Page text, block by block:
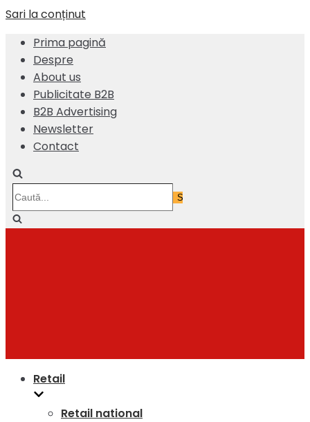
Sari la conținut
Prima pagină
Despre
About us
Publicitate B2B
B2B Advertising
Newsletter
Contact
Retail
Retail national